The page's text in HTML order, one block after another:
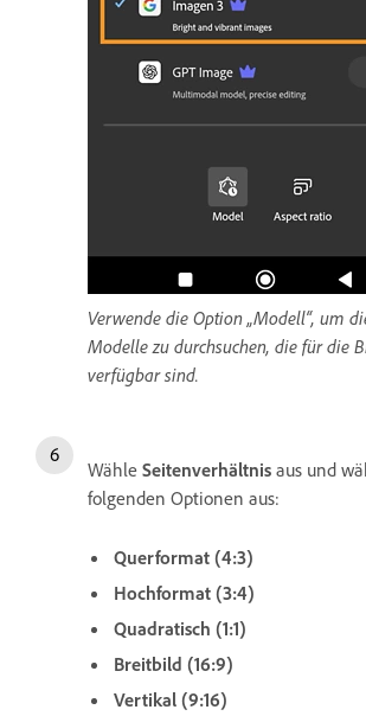
Verwende die Option „Modell“, um
Modelle zu durchsuchen, die für die
verfügbar sind.
Wähle Seitenverhältnis aus und
folgenden Optionen aus:
Querformat (4:3)
Hochformat (3:4)
Quadratisch (1:1)
Breitbild (16:9)
Vertikal (9:16)